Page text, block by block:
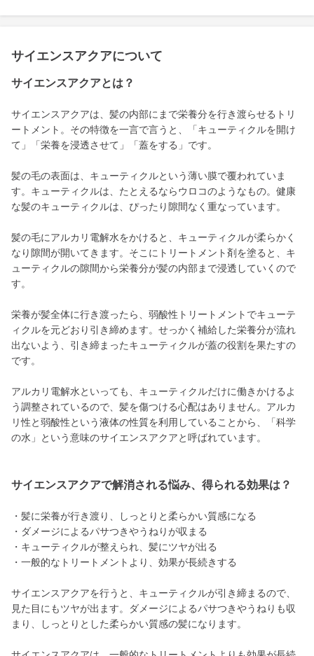
サイエンスアクアについて
サイエンスアクアとは？
サイエンスアクアは、髪の内部にまで栄養分を行き渡らせるトリ
ートメント。その特徴を一言で言うと、「キューティクルを開け
て」「栄養を浸透させて」「蓋をする」です。
髪の毛の表面は、キューティクルという薄い膜で覆われていま
す。キューティクルは、たとえるならウロコのようなもの。健康
な髪のキューティクルは、ぴったり隙間なく重なっています。
髪の毛にアルカリ電解水をかけると、キューティクルが柔らかく
なり隙間が開いてきます。そこにトリートメント剤を塗ると、キ
ューティクルの隙間から栄養分が髪の内部まで浸透していくので
す。
栄養が髪全体に行き渡ったら、弱酸性トリートメントでキューテ
ィクルを元どおり引き締めます。せっかく補給した栄養分が流れ
出ないよう、引き締まったキューティクルが蓋の役割を果たすの
です。
アルカリ電解水といっても、キューティクルだけに働きかけるよ
う調整されているので、髪を傷つける心配はありません。アルカ
リ性と弱酸性という液体の性質を利用していることから、「科学
の水」という意味のサイエンスアクアと呼ばれています。
サイエンスアクアで解消される悩み、得られる効果は？
・髪に栄養が行き渡り、しっとりと柔らかい質感になる
・ダメージによるパサつきやうねりが収まる
・キューティクルが整えられ、髪にツヤが出る
・一般的なトリートメントより、効果が長続きする
サイエンスアクアを行うと、キューティクルが引き締まるので、
見た目にもツヤが出ます。ダメージによるパサつきやうねりも収
まり、しっとりとした柔らかい質感の髪になります。